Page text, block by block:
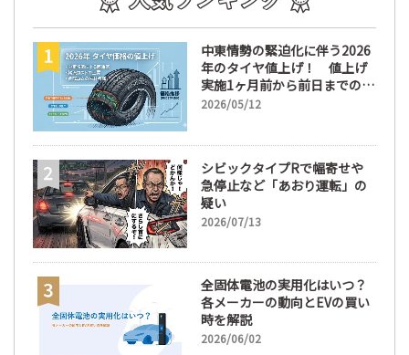
中東情勢の緊迫化に伴う2026
年のタイヤ値上げ！ 値上げ
実施1ヶ月前から前日までの期
間が販売において極めて重要
2026/05/12
シビックタイプRで幅寄せや
急停止など「あおり運転」の
疑い
2026/07/13
全固体電池の実用化はいつ？
各メーカーの動向とEVの買い
時を解説
2026/06/02